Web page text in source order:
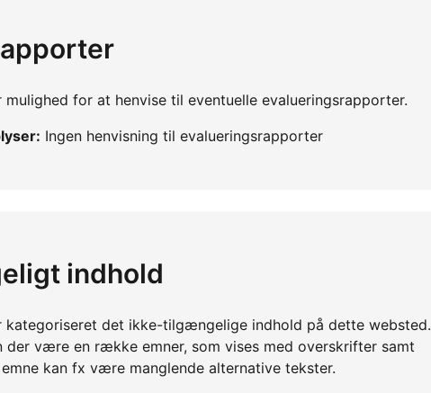
for at henvise til eventuelle evalueringsrapporter.
Ingen henvisning til evalueringsrapporter
indhold
kategoriseret det ikke-tilgængelige indhold på dette websted.
der være en række emner, som vises med overskrifter samt
kan fx være manglende alternative tekster.